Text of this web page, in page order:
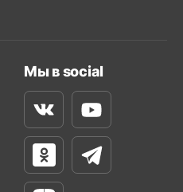
Мы в social
ВконтактеYoutube
Одноклассники
Телеграм